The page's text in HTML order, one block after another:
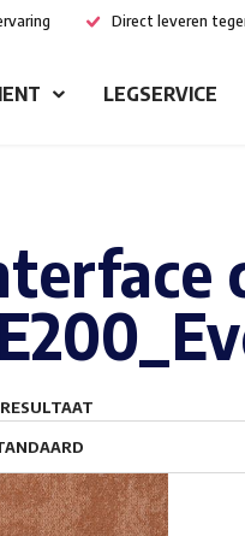
Direct leveren
LEGSERVICE